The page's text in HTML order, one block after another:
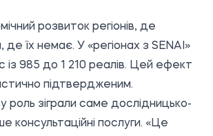
розвиток регіонів, де
їх немає. У «регіонах з SENAI»
985 до 1 210 реалів. Цей ефект
підтвердженим.
роль зіграли саме дослідницько-
консультаційні послуги. «Це